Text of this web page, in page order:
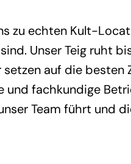
zu echten Kult-
Unser Teig ruht
auf die besten
fachkundige
Team führt und